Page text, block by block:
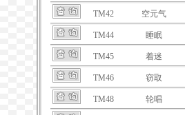
TM42 空元气
TM44 睡眠
TM45 着迷
TM46 窃取
TM48 轮唱